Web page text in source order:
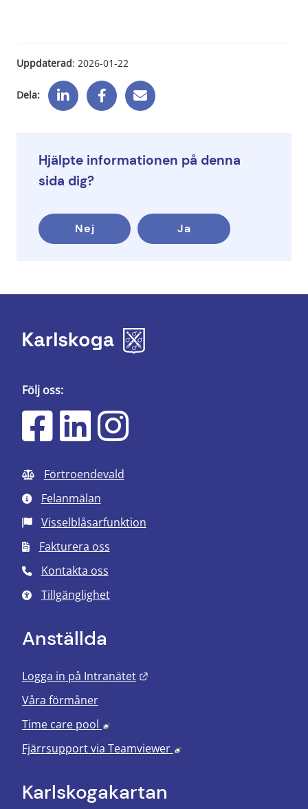
Uppdaterad: 2026-01-22
Dela:
Hjälpte informationen på denna
sida dig?
Nej Ja
Följ oss:
Förtroendevald
Felanmälan
Visselblåsarfunktion
Fakturera oss
Kontakta oss
Tillgänglighet
Anställda
Logga in på Intranätet
Våra förmåner
Time care pool
Länk till annan webbplats, öppnas i
Fjärrsupport via Teamviewer Länk till annan
Karlskoga­kartan